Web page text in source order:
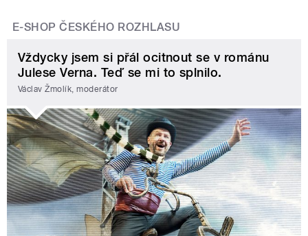
E-SHOP ČESKÉHO ROZHLASU
Vždycky jsem si přál ocitnout se v románu
Julese Verna. Teď se mi to splnilo.
Václav Žmolík, moderátor